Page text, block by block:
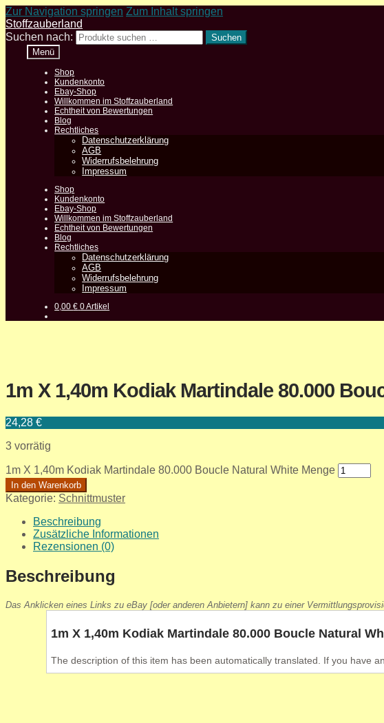
Zur Navigation springen Zum Inhalt springen
Stoffzauberland
Suchen nach:
Suchen
Menü
Shop
Kundenkonto
Ebay-Shop
Willkommen im Stoffzauberland
Echtheit von Bewertungen
Blog
Rechtliches
Datenschutzerklärung
AGB
Widerrufsbelehrung
Impressum
Shop
Kundenkonto
Ebay-Shop
Willkommen im Stoffzauberland
Echtheit von Bewertungen
Blog
Rechtliches
Datenschutzerklärung
AGB
Widerrufsbelehrung
Impressum
0,00€ 0 Artikel
1m X 1,40m Kodiak Martindale 80.000
24,28 €
3 vorrätig
1m X 1,40m Kodiak Martindale 80.000 Boucle Natural White Menge
In den Warenkorb
Kategorie: Schnittmuster
Beschreibung
Zusätzliche Informationen
Rezensionen (0)
Beschreibung
Das Anklicken eines Links zu eBay [oder anderen Anbietern] kann zu einer
1m X 1,40m Kodiak Martindale 80.000 Boucle Natural
The description of this item has been automatically translated. If you have